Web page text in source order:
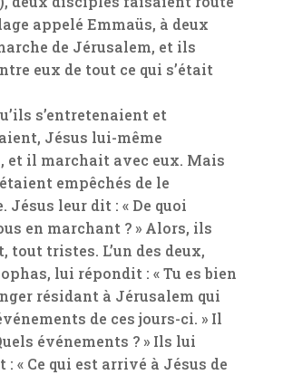
appelé Emmaüs, à deux
de Jérusalem, et ils
eux de tout ce qui s’était
s’entretenaient et
Jésus lui-même
et il marchait avec eux. Mais
empêchés de le
Jésus leur dit : « De quoi
en marchant ? » Alors, ils
tout tristes. L’un des deux,
lui répondit : « Tu es bien
résidant à Jérusalem qui
de ces jours-ci. » Il
événements ? » Ils lui
« Ce qui est arrivé à Jésus de